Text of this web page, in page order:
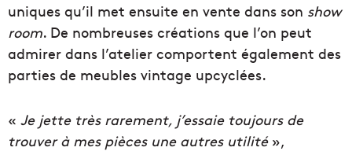
uniques qu’il met ensuite en vente dans son show
room. De nombreuses créations que l’on peut
admirer dans l’atelier comportent également des
parties de meubles vintage upcyclées.
« Je jette très rarement, j’essaie toujours de
trouver à mes pièces une autres utilité»,